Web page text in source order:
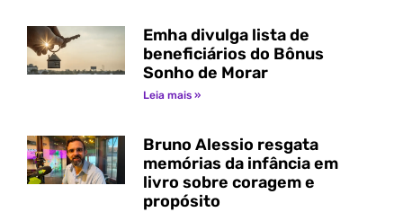
Emha divulga lista de
beneficiários do Bônus
Sonho de Morar
Leia mais »
Bruno Alessio resgata
memórias da infância em
livro sobre coragem e
propósito